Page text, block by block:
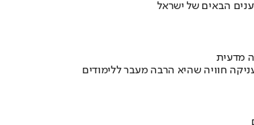
הבאים של ישראל
מדעית
חוויה שהיא הרבה מעבר ללימודים